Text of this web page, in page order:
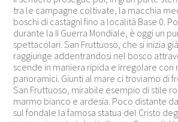
tra le campagne coltivate, la macchia
boschi di castagni fino a località Base 0.
durante la II Guerra Mondiale, è oggi un
spettacolari. San Fruttuoso, che si inizia
raggiunge addentrandosi nel bosco
scende in maniera ripida e irregolare con
panoramici. Giunti al mare ci troviamo di
San Fruttuoso, mirabile esempio di stile
marmo bianco e ardesia. Poco distante
sul fondale la famosa statua del Cristo